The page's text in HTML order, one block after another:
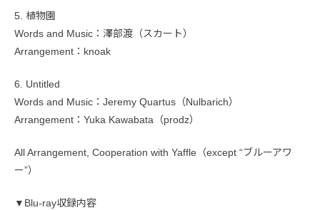
5. 植物園
Words and Music：澤部渡（スカート）
Arrangement：knoak
6. Untitled
Words and Music：Jeremy Quartus（Nulbarich）
Arrangement：Yuka Kawabata（prodz）
All Arrangement, Cooperation with Yaffle（except “ブルーアワ
ー”）
▼Blu-ray収録内容